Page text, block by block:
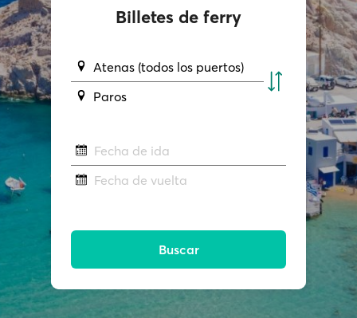
Billetes de ferry
Atenas (todos los puertos)
Paros
Fecha de ida
Fecha de vuelta
Buscar